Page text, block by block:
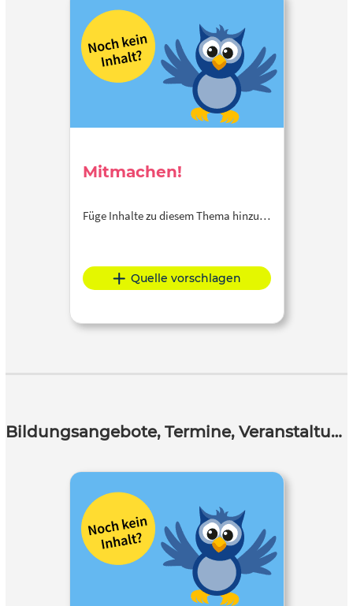
Mitmachen!
Füge Inhalte zu diesem Thema hinzu…
Quelle vorschlagen
Bildungsangebote, Termine, Veranstaltungen